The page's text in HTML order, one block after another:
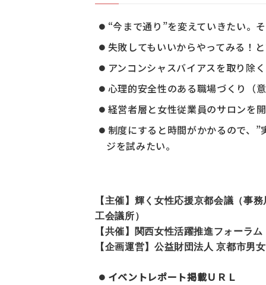
“今まで通り”を変えていきたい。
失敗してもいいからやってみる！
アンコンシャスバイアスを取り除
心理的安全性のある職場づくり（
経営者層と女性従業員のサロンを
制度にすると時間がかかるので、
ジを試みたい。
【主催】輝く女性応援京都会議（事
工会議所）
【共催】関西女性活躍推進フォーラム
【企画運営】公益財団法人 京都市男
イベントレポート掲載ＵＲＬ